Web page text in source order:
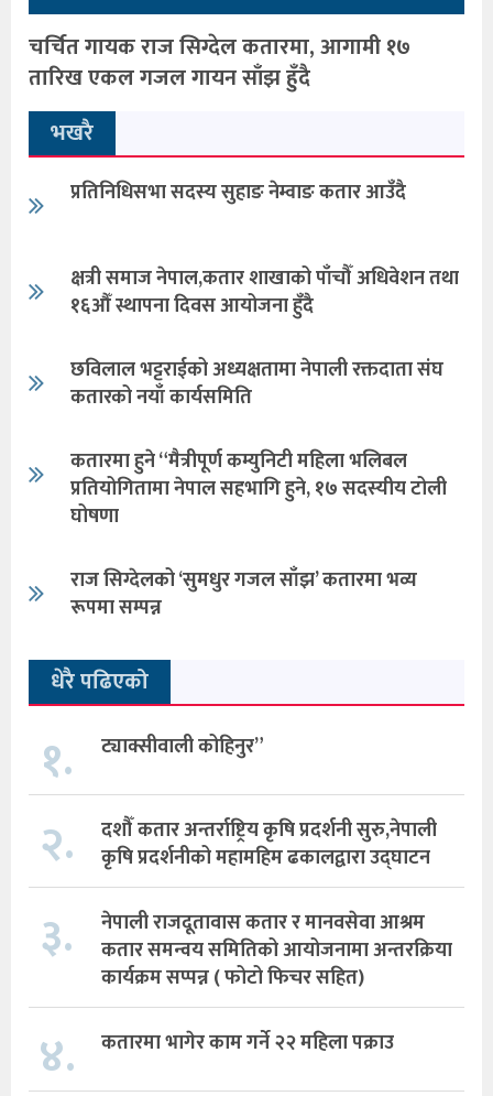
चर्चित गायक राज सिग्देल कतारमा, आगामी १७
तारिख एकल गजल गायन साँझ हुँदै
भखरै
प्रतिनिधिसभा सदस्य सुहाङ नेम्वाङ कतार आउँदै
क्षत्री समाज नेपाल,कतार शाखाको पाँचौँ अधिवेशन तथा
१६औँ स्थापना दिवस आयोजना हुँदै
छविलाल भट्टराईको अध्यक्षतामा नेपाली रक्तदाता संघ
कतारको नयाँ कार्यसमिति
कतारमा हुने “मैत्रीपूर्ण कम्युनिटी महिला भलिबल
प्रतियोगितामा नेपाल सहभागि हुने, १७ सदस्यीय टोली
घोषणा
राज सिग्देलको ‘सुमधुर गजल साँझ’ कतारमा भव्य
रूपमा सम्पन्न
धेरै पढिएको
१. ट्याक्सीवाली कोहिनुर”
२.
दशौँ कतार अन्तर्राष्ट्रिय कृषि प्रदर्शनी सुरु,नेपाली
कृषि प्रदर्शनीको महामहिम ढकालद्वारा उद्घाटन
३.
नेपाली राजदूतावास कतार र मानवसेवा आश्रम
कतार समन्वय समितिको आयोजनामा अन्तरक्रिया
कार्यक्रम सप्पन्न ( फोटो फिचर सहित)
४. कतारमा भागेर काम गर्ने २२ महिला पक्राउ